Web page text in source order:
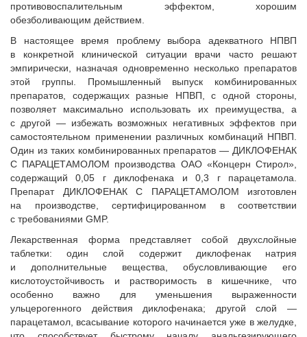
противовоспалительным эффектом, хорошим
обезболивающим действием.
В настоящее время проблему выбора адекватного НПВП
в конкретной клинической ситуации врачи часто решают
эмпирически, назначая одновременно несколько препаратов
этой группы. Промышленный выпуск комбинированных
препаратов, содержащих разные НПВП, с одной стороны,
позволяет максимально использовать их преимущества, а
с другой — избежать возможных негативных эффектов при
самостоятельном применении различных комбинаций НПВП.
Один из таких комбинированных препаратов — ДИКЛОФЕНАК
С ПАРАЦЕТАМОЛОМ производства ОАО «Концерн Стирол»,
содержащий 0,05 г диклофенака и 0,3 г парацетамола.
Препарат ДИКЛОФЕНАК С ПАРАЦЕТАМОЛОМ изготовлен
на производстве, сертифицированном в соответствии
с требованиями GMP.
Лекарственная форма представляет собой двухслойные
таблетки: один слой содержит диклофенак натрия
и дополнительные вещества, обусловливающие его
кислотоустойчивость и растворимость в кишечнике, что
особенно важно для уменьшения выраженности
ульцерогенного действия диклофенака; другой слой —
парацетамол, всасывание которого начинается уже в желудке,